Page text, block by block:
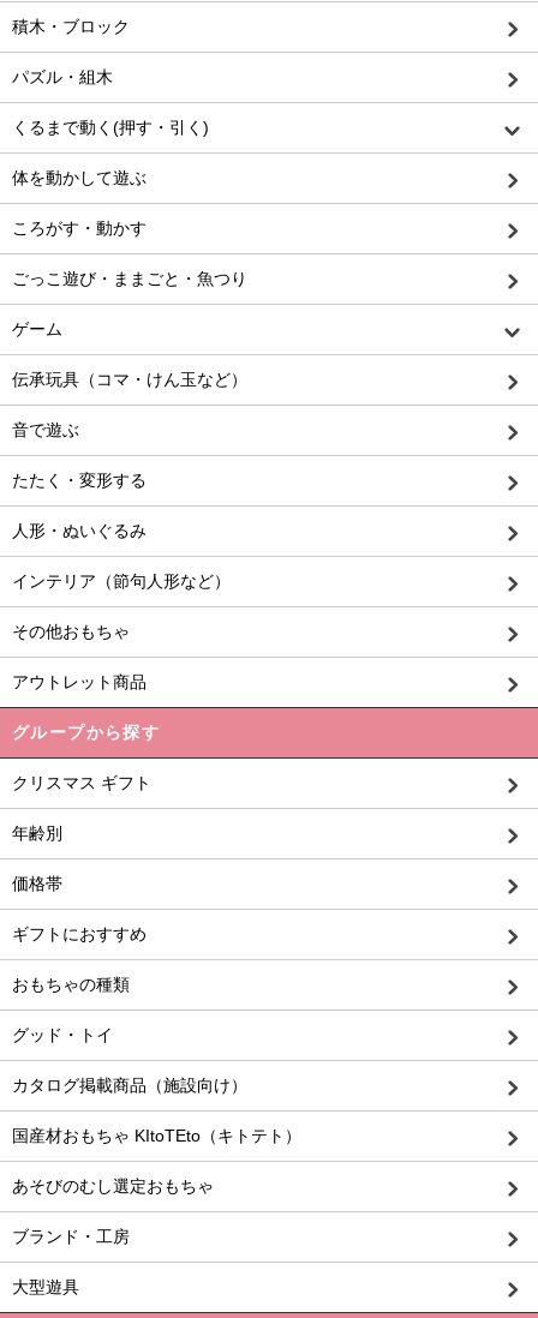
積木・ブロック
パズル・組木
くるまで動く(押す・引く)
体を動かして遊ぶ
ころがす・動かす
ごっこ遊び・ままごと・魚つり
ゲーム
伝承玩具（コマ・けん玉など）
音で遊ぶ
たたく・変形する
人形・ぬいぐるみ
インテリア（節句人形など）
その他おもちゃ
アウトレット商品
グループから探す
クリスマス ギフト
年齢別
価格帯
ギフトにおすすめ
おもちゃの種類
グッド・トイ
カタログ掲載商品（施設向け）
国産材おもちゃ KItoTEto（キトテト）
あそびのむし選定おもちゃ
ブランド・工房
大型遊具